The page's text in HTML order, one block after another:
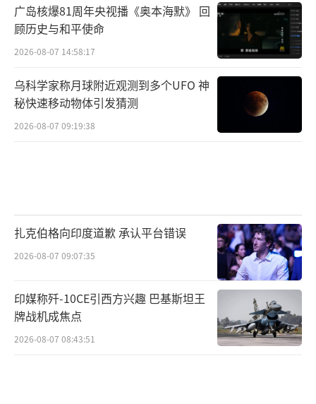
广岛核爆81周年央视播《奥本海默》 回
顾历史与和平使命
2026-08-07 14:58:17
乌科学家称月球附近观测到多个UFO 神
秘快速移动物体引发猜测
2026-08-07 09:19:38
扎克伯格向印度道歉 承认平台错误
2026-08-07 09:07:35
印媒称歼-10CE引西方兴趣 巴基斯坦王
牌战机成焦点
2026-08-07 08:43:51